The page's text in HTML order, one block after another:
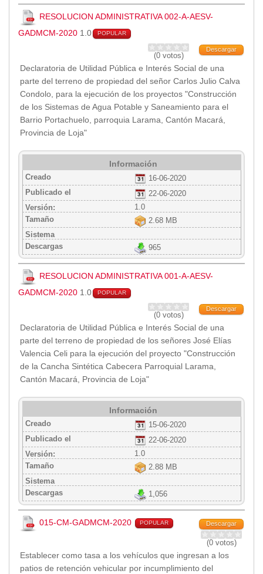
RESOLUCION ADMINISTRATIVA 002-A-AESV-
GADMCM-2020 1.0 POPULAR
Descargar
(0 votos)
Declaratoria de Utilidad Pública e Interés Social de una
parte del terreno de propiedad del señor Carlos Julio Calva
Condolo, para la ejecución de los proyectos "Construcción
de los Sistemas de Agua Potable y Saneamiento para el
Barrio Portachuelo, parroquia Larama, Cantón Macará,
Provincia de Loja"
Información
Creado
16-06-2020
Publicado el
22-06-2020
Versión:
1.0
Tamaño
2.68 MB
Sistema
Descargas
965
RESOLUCION ADMINISTRATIVA 001-A-AESV-
GADMCM-2020 1.0 POPULAR
Descargar
(0 votos)
Declaratoria de Utilidad Pública e Interés Social de una
parte del terreno de propiedad de los señores José Elías
Valencia Celi para la ejecución del proyecto "Construcción
de la Cancha Sintética Cabecera Parroquial Larama,
Cantón Macará, Provincia de Loja"
Información
Creado
15-06-2020
Publicado el
22-06-2020
Versión:
1.0
Tamaño
2.88 MB
Sistema
Descargas
1,056
015-CM-GADMCM-2020 POPULAR Descargar
(0 votos)
Establecer como tasa a los vehículos que ingresan a los
patios de retención vehicular por incumplimiento del